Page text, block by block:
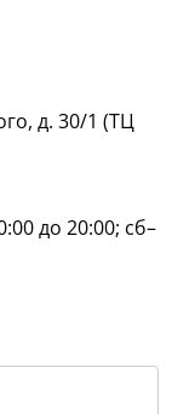
д. 30/1 (ТЦ
до 20:00; сб–